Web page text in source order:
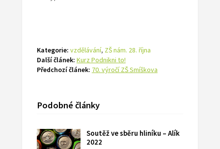
Kategorie: vzdělávání, ZŠ nám. 28. října
Další článek: Kurz Podnikni to!
Předchozí článek: 70. výročí ZŠ Smíškova
Podobné články
Soutěž ve sběru hliníku – Alík
2022